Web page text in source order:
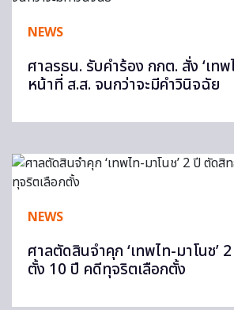
NEWS
ศาลรธน. รับคำร้อง กกต. สั่ง ‘เท
หน้าที่ ส.ส. จนกว่าจะมีคำวินิจฉัย
NEWS
ศาลตัดสินจำคุก ‘เทพไท-มาโนช’
ตั้ง 10 ปี คดีทุจริตเลือกตั้ง